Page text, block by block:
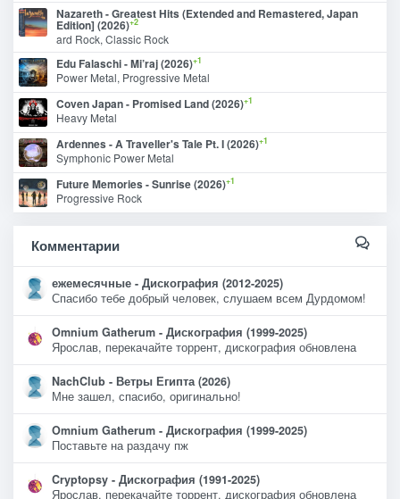
Nazareth - Greatest Hits (Extended and Remastered, Japan
Edition] (2026)+2
ard Rock, Classic Rock
Edu Falaschi - Mi’raj (2026)+1
Power Metal, Progressive Metal
Coven Japan - Promised Land (2026)+1
Heavy Metal
Ardennes - A Traveller's Tale Pt. I (2026)+1
Symphonic Power Metal
Future Memories - Sunrise (2026)+1
Progressive Rock
Комментарии
ежемесячные - Дискография (2012-2025)
Спасибо тебе добрый человек, слушаем всем Дурдомом!
Omnium Gatherum - Дискография (1999-2025)
Ярослав, перекачайте торрент, дискография обновлена
NachClub - Ветры Египта (2026)
Мне зашел, спасибо, оригинально!
Omnium Gatherum - Дискография (1999-2025)
Поставьте на раздачу пж
Cryptopsy - Дискография (1991-2025)
Ярослав, перекачайте торрент, дискография обновлена